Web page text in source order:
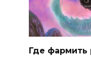
Где фармить